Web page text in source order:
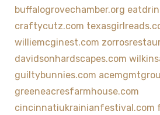
buffalogrovechamber.org
craftycutz.com
williemcginest.com
davidsonhardscapes.com
guiltybunnies.com
greeneacresfarmhouse.com
cincinnatiukrainianfestival.com